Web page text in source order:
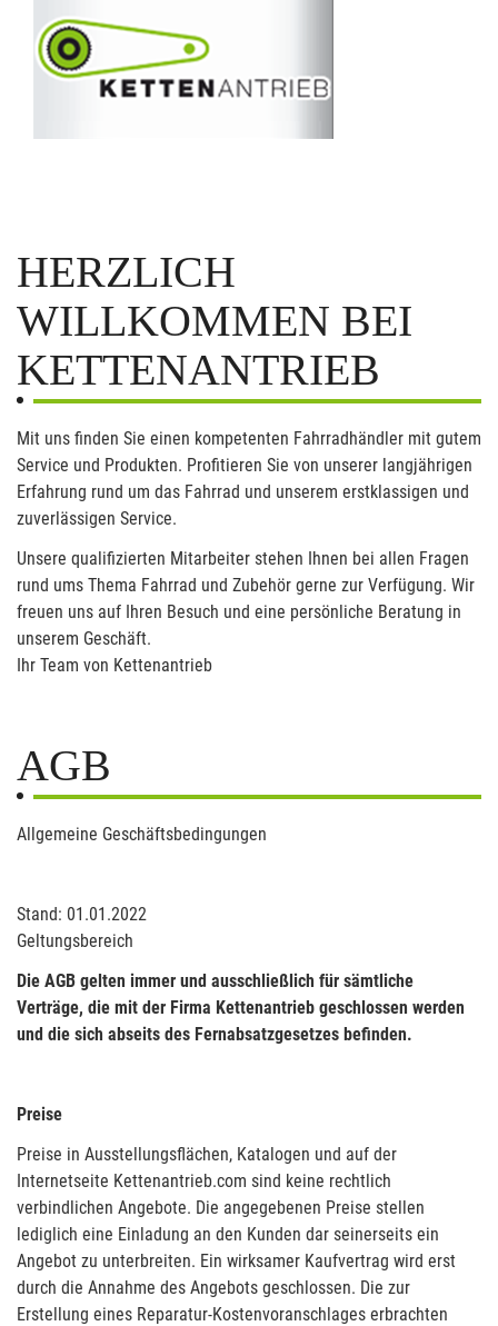
HERZLICH
WILLKOMMEN BEI
KETTENANTRIEB
Mit uns finden Sie einen kompetenten Fahrradhändler mit gutem
Service und Produkten. Profitieren Sie von unserer langjährigen
Erfahrung rund um das Fahrrad und unserem erstklassigen und
zuverlässigen Service.
Unsere qualifizierten Mitarbeiter stehen Ihnen bei allen Fragen
rund ums Thema Fahrrad und Zubehör gerne zur Verfügung. Wir
freuen uns auf Ihren Besuch und eine persönliche Beratung in
unserem Geschäft.
Ihr Team von Kettenantrieb
AGB
Allgemeine Geschäftsbedingungen
Stand: 01.01.2022
Geltungsbereich
Die AGB gelten immer und ausschließlich für sämtliche
Verträge, die mit der Firma Kettenantrieb geschlossen werden
und die sich abseits des Fernabsatzgesetzes befinden.
Preise
Preise in Ausstellungsflächen, Katalogen und auf der
Internetseite Kettenantrieb.com sind keine rechtlich
verbindlichen Angebote. Die angegebenen Preise stellen
lediglich eine Einladung an den Kunden dar seinerseits ein
Angebot zu unterbreiten. Ein wirksamer Kaufvertrag wird erst
durch die Annahme des Angebots geschlossen. Die zur
Erstellung eines Reparatur-Kostenvoranschlages erbrachten